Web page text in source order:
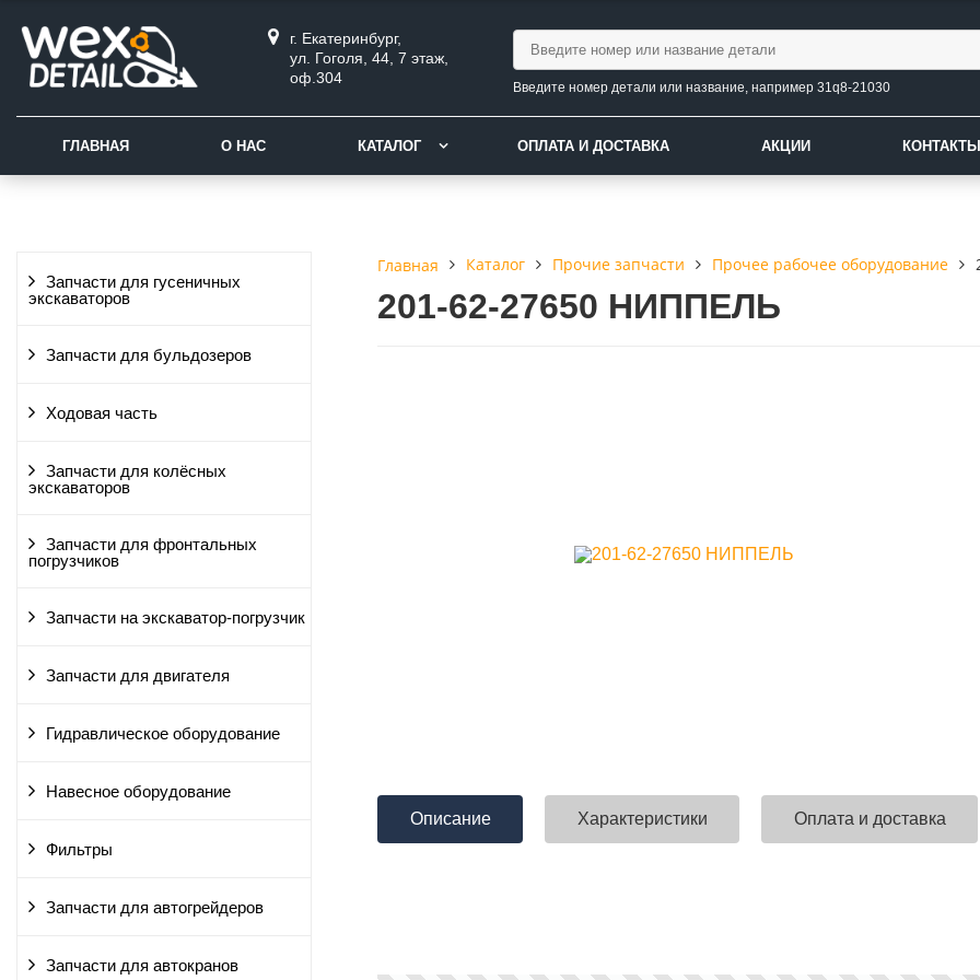
г. Екатеринбург,
ул. Гоголя, 44, 7 этаж,
оф.304
Введите номер детали или название, например 31q8-21030
ГЛАВНАЯ О НАС КАТАЛОГ ОПЛАТА И ДОСТАВКА АКЦИИ КОНТАКТЫ
Запчасти для гусеничных
экскаваторов
Запчасти для бульдозеров
Ходовая часть
Запчасти для колёсных
экскаваторов
Запчасти для фронтальных
погрузчиков
Запчасти на экскаватор-погрузчик
Запчасти для двигателя
Гидравлическое оборудование
Навесное оборудование
Фильтры
Запчасти для автогрейдеров
Запчасти для автокранов
Главная Каталог Прочие запчасти Прочее рабочее оборудование
201-62-27650 НИППЕЛЬ
Описание Характеристики Оплата и доставка